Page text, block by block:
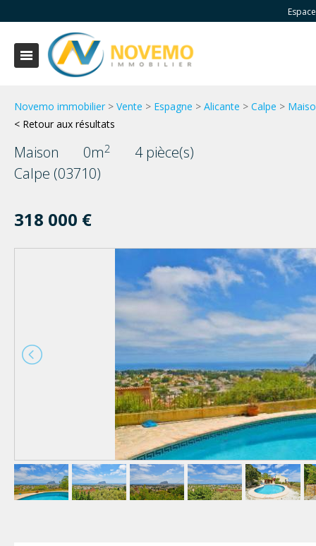
Novemo immobilier > Vente > Espagne > Alicante > Calpe >
< Retour aux résultats
Maison 0m2
4 pièce(s)
Calpe (03710)
318 000 €